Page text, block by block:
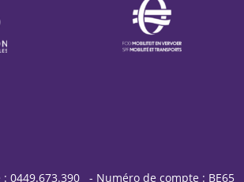
: 0449.673.390 - Numéro de compte : BE65